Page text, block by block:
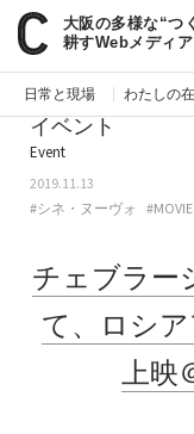
大阪の多様な“つ
耕すWebメディア
日常と現場 わたしの
paperC 今週のイベント
イベント
Event
2019.11.13
#シネ・ヌーヴォ
#MOVIE
チェブラー
て、ロシ
上